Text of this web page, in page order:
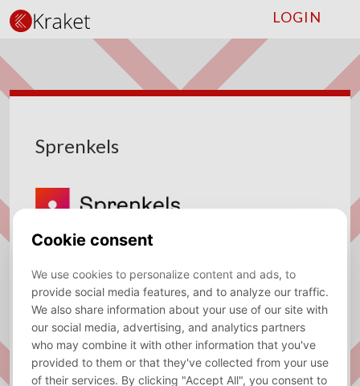
LOGIN
Sprenkels
Website
http://www.sprenkels.nl
Sector
Consulting, Actuarial
Required
language
Dutch
Location
Amsterdam